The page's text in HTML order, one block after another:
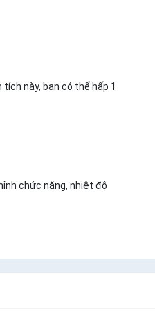
này, bạn có thể hấp 1
chức năng, nhiệt độ